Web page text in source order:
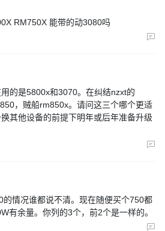
RM750X 能带的动3080吗
的是5800x和3070。在纠结nzxt的
，贼船rm850x。请问这三个哪个更适
其他设备的前提下明年或后年准备升级
的情况谁都说不清。现在随便买个750都
有余量。你列的3个，前2个是一样的。